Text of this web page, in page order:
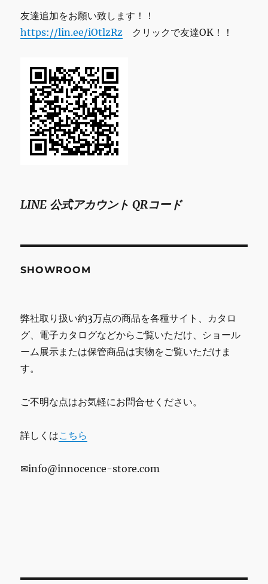
友達追加をお願い致します！！
https://lin.ee/iOtlzRz クリックで友達OK！！
LINE 公式アカウント QRコード
SHOWROOM
弊社取り扱い約3万点の商品を各種サイト、カタロ
グ、電子カタログなどからご覧いただけ、ショール
ーム展示または保管商品は実物をご覧いただけま
す。
ご不明な点はお気軽にお問合せください。
詳しくはこちら
✉info@innocence-store.com